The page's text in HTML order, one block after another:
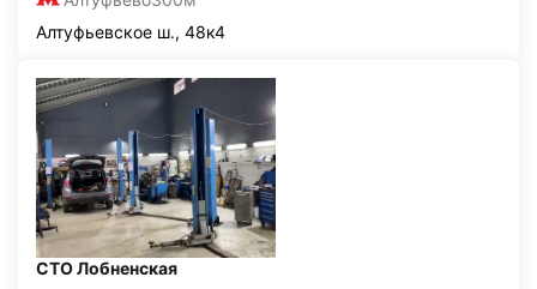
Алтуфьевское ш., 48к4
СТО Лобненская